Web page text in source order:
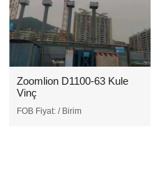
Zoomlion D1100-63 Kule
Vinç
FOB Fiyat: / Birim